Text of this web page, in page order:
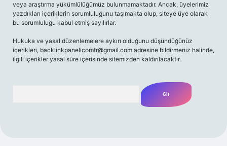
veya araştırma yükümlülüğümüz bulunmamaktadır. Ancak, üyelerimiz
yazdıkları içeriklerin sorumluluğunu taşımakta olup, siteye üye olarak
bu sorumluluğu kabul etmiş sayılırlar.
Hukuka ve yasal düzenlemelere aykırı olduğunu düşündüğünüz
içerikleri, backlinkpanelicomtr@gmail.com adresine bildirmeniz halinde,
ilgili içerikler yasal süre içerisinde sitemizden kaldırılacaktır.